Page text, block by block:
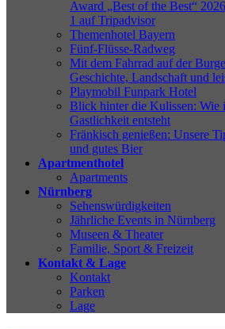
Award „Best of the Best“
1 auf Tripadvisor
Themenhotel Bayern
Fünf-Flüsse-Radweg
Mit dem Fahrrad auf der
Geschichte, Landschaft und
Playmobil Funpark Hotel
Blick hinter die Kulissen: Wie
Gastlichkeit entsteht
Fränkisch genießen: Unsere
und gutes Bier
Apartmenthotel
Apartments
Nürnberg
Sehenswürdigkeiten
Jährliche Events in Nürnberg
Museen & Theater
Familie, Sport & Freizeit
Kontakt & Lage
Kontakt
Parken
Lage